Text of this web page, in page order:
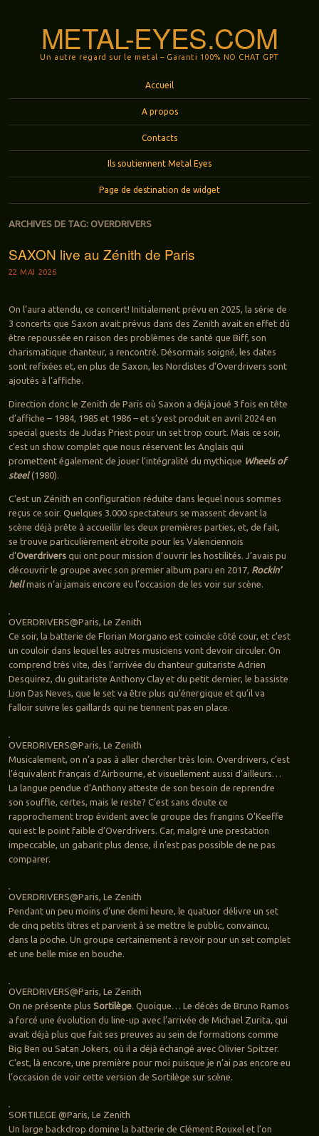
METAL-EYES.COM
Un autre regard sur le metal – Garanti 100% NO CHAT GPT
Accueil
A propos
Contacts
Ils soutiennent Metal Eyes
Page de destination de widget
ARCHIVES DE TAG: OVERDRIVERS
SAXON live au Zénith de Paris
22 MAI 2026
On l’aura attendu, ce concert! Initialement prévu en 2025, la série de
3 concerts que Saxon avait prévus dans des Zenith avait en effet dû
être repoussée en raison des problèmes de santé que Biff, son
charismatique chanteur, a rencontré. Désormais soigné, les dates
sont refixées et, en plus de Saxon, les Nordistes d’Overdrivers sont
ajoutés à l’affiche.
Direction donc le Zenith de Paris où Saxon a déjà joué 3 fois en tête
d’affiche – 1984, 1985 et 1986 – et s’y est produit en avril 2024 en
special guests de Judas Priest pour un set trop court. Mais ce soir,
c’est un show complet que nous réservent les Anglais qui
promettent également de jouer l’intégralité du mythique Wheels of
steel(1980).
C’est un Zénith en configuration réduite dans lequel nous sommes
reçus ce soir. Quelques 3.000 spectateurs se massent devant la
scène déjà prête à accueillir les deux premières parties, et, de fait,
se trouve particulièrement étroite pour les Valenciennois
d’Overdrivers qui ont pour mission d’ouvrir les hostilités. J’avais pu
découvrir le groupe avec son premier album paru en 2017, Rockin’
hellmais n’ai jamais encore eu l’occasion de les voir sur scène.
OVERDRIVERS@Paris, Le Zenith
Ce soir, la batterie de Florian Morgano est coincée côté cour, et c’est
un couloir dans lequel les autres musiciens vont devoir circuler. On
comprend très vite, dès l’arrivée du chanteur guitariste Adrien
Desquirez, du guitariste Anthony Clay et du petit dernier, le bassiste
Lion Das Neves, que le set va être plus qu’énergique et qu’il va
falloir suivre les gaillards qui ne tiennent pas en place.
OVERDRIVERS@Paris, Le Zenith
Musicalement, on n’a pas à aller chercher très loin. Overdrivers, c’est
l’équivalent français d’Airbourne, et visuellement aussi d’ailleurs…
La langue pendue d’Anthony atteste de son besoin de reprendre
son souffle, certes, mais le reste? C’est sans doute ce
rapprochement trop évident avec le groupe des frangins O’Keeffe
qui est le point faible d’Overdrivers. Car, malgré une prestation
impeccable, un gabarit plus dense, il n’est pas possible de ne pas
comparer.
OVERDRIVERS@Paris, Le Zenith
Pendant un peu moins d’une demi heure, le quatuor délivre un set
de cinq petits titres et parvient à se mettre le public, convaincu,
dans la poche. Un groupe certainement à revoir pour un set complet
et une belle mise en bouche.
OVERDRIVERS@Paris, Le Zenith
On ne présente plus Sortilège. Quoique… Le décès de Bruno Ramos
a forcé une évolution du line-up avec l’arrivée de Michael Zurita, qui
avait déjà plus que fait ses preuves au sein de formations comme
Big Ben ou Satan Jokers, où il a déjà échangé avec Olivier Spitzer.
C’est, là encore, une première pour moi puisque je n’ai pas encore eu
l’occasion de voir cette version de Sortilège sur scène.
SORTILEGE @Paris, Le Zenith
Un large backdrop domine la batterie de Clément Rouxel et l’on